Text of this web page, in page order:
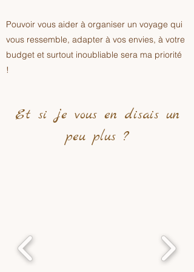
Pouvoir vous aider à organiser un voyage qui
vous ressemble, adapter à vos envies, à votre
budget et surtout inoubliable sera ma priorité
!
Et si je vous en disais un
peu plus ?